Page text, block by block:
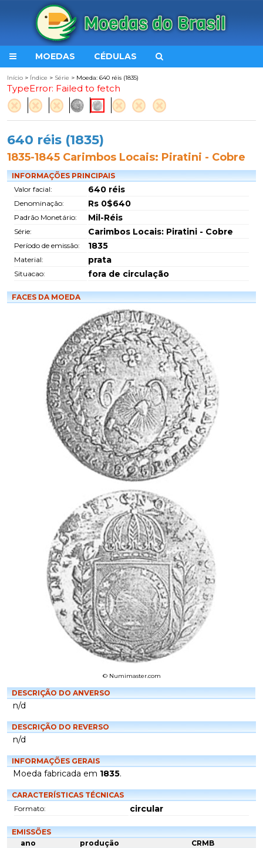
MOEDAS CÉDULAS
Início > Índice > Série > Moeda: 640 réis (1835)
TypeError: Failed to fetch
640 réis (1835)
1835-1845 Carimbos Locais: Piratini - Cobre
INFORMAÇÕES PRINCIPAIS
Valor facial:
640 réis
Denominação: Rs 0$640
Padrão Monetário: Mil-Réis
Série: Carimbos Locais: Piratini - Cobre
Período de emissão: 1835
Material: prata
Situacao: fora de circulação
FACES DA MOEDA
© Numimaster.com
DESCRIÇÃO DO ANVERSO
n/d
DESCRIÇÃO DO REVERSO
n/d
INFORMAÇÕES GERAIS
Moeda fabricada em 1835.
CARACTERÍSTICAS TÉCNICAS
Formato:
circular
EMISSÕES
ano
produção CRMB